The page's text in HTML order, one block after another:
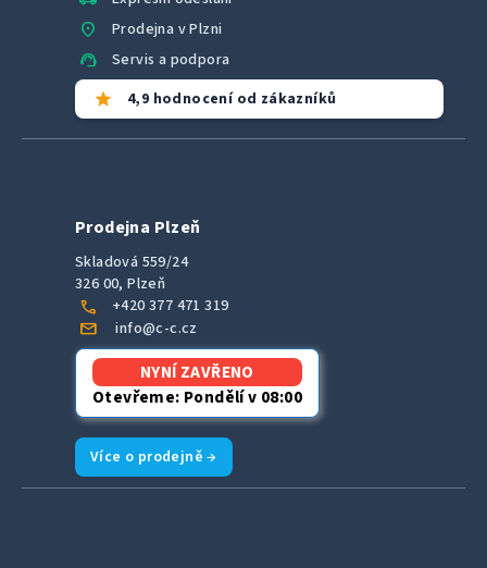
location_on Prodejna v Plzni
support_agent Servis a podpora
star 4,9 hodnocení od zákazníků
Prodejna Plzeň
Skladová 559/24
326 00, Plzeň
call +420 377 471 319
mail info@c-c.cz
NYNÍ ZAVŘENO
Otevřeme: Pondělí v 08:00
Více o prodejně →